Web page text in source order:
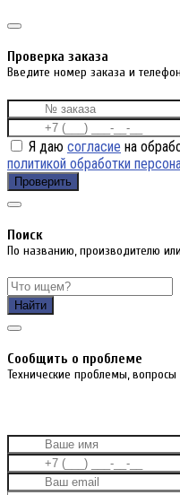
Проверка заказа
Введите номер заказа и
Я даю согласие на
политикой обработки
Проверить
Поиск
По названию, производителю
Найти
Cообщить о проблеме
Технические проблемы,